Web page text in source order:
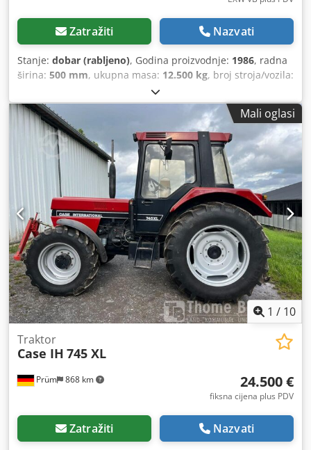
Zatražiti Nazvati
Stanje: dobar (rabljeno), Godina proizvodnje: 1986, radna
širina: 500 mm, ukupna masa: 12.500 kg, broj stroja/vozila:
, CASE IH 1660 aksijalni protok Marka: Case IH
Model: 1660 Godina: 1987 Radni sati: 3.300 h Širina
presjeka: 5,00 m Djdpfx Anevr Dxpowewa Razne vrste
opreme: sjeckalica slame, rasipač slame
Mali oglasi
1 / 10
Prüm 868 km
Traktor
Case IH 745 XL
24.500 €
fiksna cijena plus PDV
Zatražiti Nazvati